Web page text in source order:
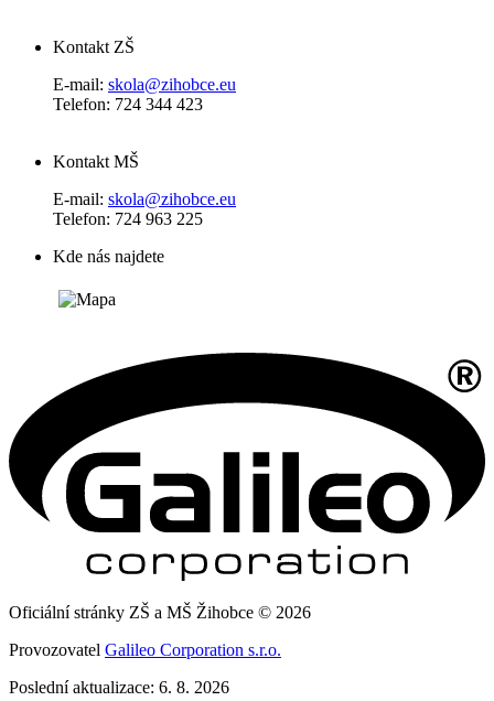
Kontakt ZŠ
E-mail: skola@zihobce.eu
Telefon: 724 344 423
Kontakt MŠ
E-mail: skola@zihobce.eu
Telefon: 724 963 225
Kde nás najdete
Oficiální stránky ZŠ a MŠ Žihobce © 2026
Provozovatel Galileo Corporation s.r.o.
Poslední aktualizace: 6. 8. 2026